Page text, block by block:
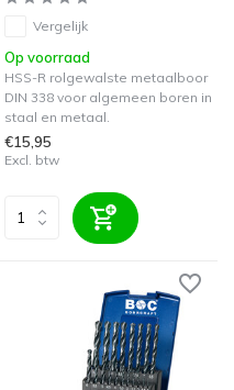
Vergelijk
Op voorraad
HSS-R rolgewalste metaalboor
DIN 338 voor algemeen boren in
staal en metaal.
€15,95
Excl. btw